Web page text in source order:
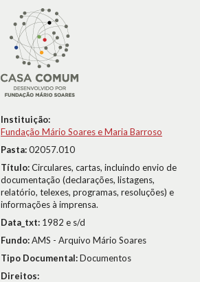
Instituição:
Fundação Mário Soares e Maria Barroso
Pasta:02057.010
Título:Circulares, cartas, incluindo envio de
documentação (declarações, listagens,
relatório, telexes, programas, resoluções) e
informações à imprensa.
Data_txt: 1982 e s/d
Fundo:AMS - Arquivo Mário Soares
Tipo Documental:Documentos
Direitos: